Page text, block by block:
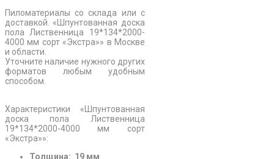
Пиломатериалы со склада или с
доставкой. «Шпунтованная доска
пола Лиственница 19*134*2000-
4000 мм сорт «Экстра»» в Москве
и области.
Уточните наличие нужного других
форматов любым удобным
способом.
Характеристики «Шпунтованная
доска пола Лиственница
19*134*2000-4000 мм сорт
«Экстра»»:
Толщина: 19 мм